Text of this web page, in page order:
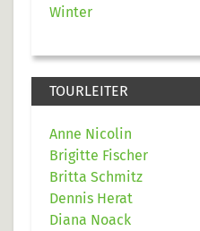
Winter
TOURLEITER
Anne Nicolin
Brigitte Fischer
Britta Schmitz
Dennis Herat
Diana Noack